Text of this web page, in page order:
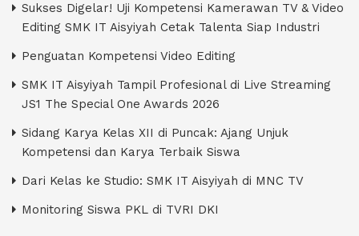
Sukses Digelar! Uji Kompetensi Kamerawan TV & Video
Editing SMK IT Aisyiyah Cetak Talenta Siap Industri
Penguatan Kompetensi Video Editing
SMK IT Aisyiyah Tampil Profesional di Live Streaming
JS1 The Special One Awards 2026
Sidang Karya Kelas XII di Puncak: Ajang Unjuk
Kompetensi dan Karya Terbaik Siswa
Dari Kelas ke Studio: SMK IT Aisyiyah di MNC TV
Monitoring Siswa PKL di TVRI DKI